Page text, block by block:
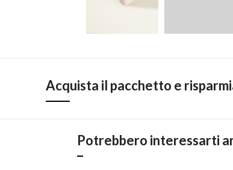
Acquista il pacchetto e
Potrebbero interessarti